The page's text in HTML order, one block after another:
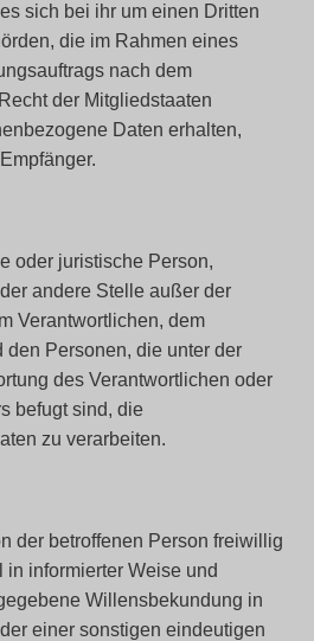
sich bei ihr um einen Dritten
die im Rahmen eines
nach dem
der Mitgliedstaaten
Daten erhalten,
oder juristische Person,
andere Stelle außer der
Verantwortlichen, dem
den Personen, die unter der
des Verantwortlichen oder
befugt sind, die
zu verarbeiten.
der betroffenen Person freiwillig
informierter Weise und
Willensbekundung in
einer sonstigen eindeutigen